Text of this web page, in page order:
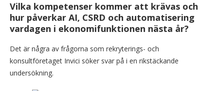
Vilka kompetenser kommer att krävas och
hur påverkar AI, CSRD och automatisering
vardagen i ekonomifunktionen nästa år?
Det är några av frågorna som rekryterings- och
konsultföretaget Invici söker svar på i en rikstäckande
undersökning.